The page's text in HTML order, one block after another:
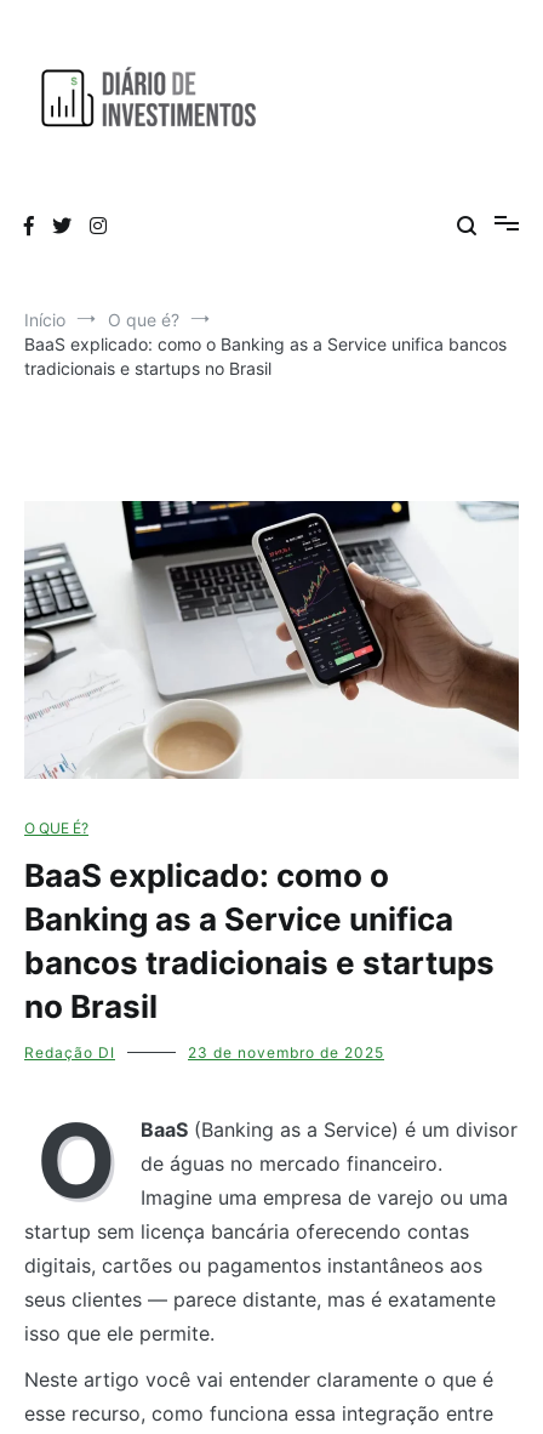
conteúdo
Início
O que é?
BaaS explicado: como o Banking as a Service unifica bancos
tradicionais e startups no Brasil
O QUE É?
BaaS explicado: como o
Banking as a Service unifica
bancos tradicionais e startups
no Brasil
Redação DI 23 de novembro de 2025
O BaaS (Banking as a Service) é um divisor
de águas no mercado financeiro.
Imagine uma empresa de varejo ou uma
startup sem licença bancária oferecendo contas
digitais, cartões ou pagamentos instantâneos aos
seus clientes — parece distante, mas é exatamente
isso que ele permite.
Neste artigo você vai entender claramente o que é
esse recurso, como funciona essa integração entre